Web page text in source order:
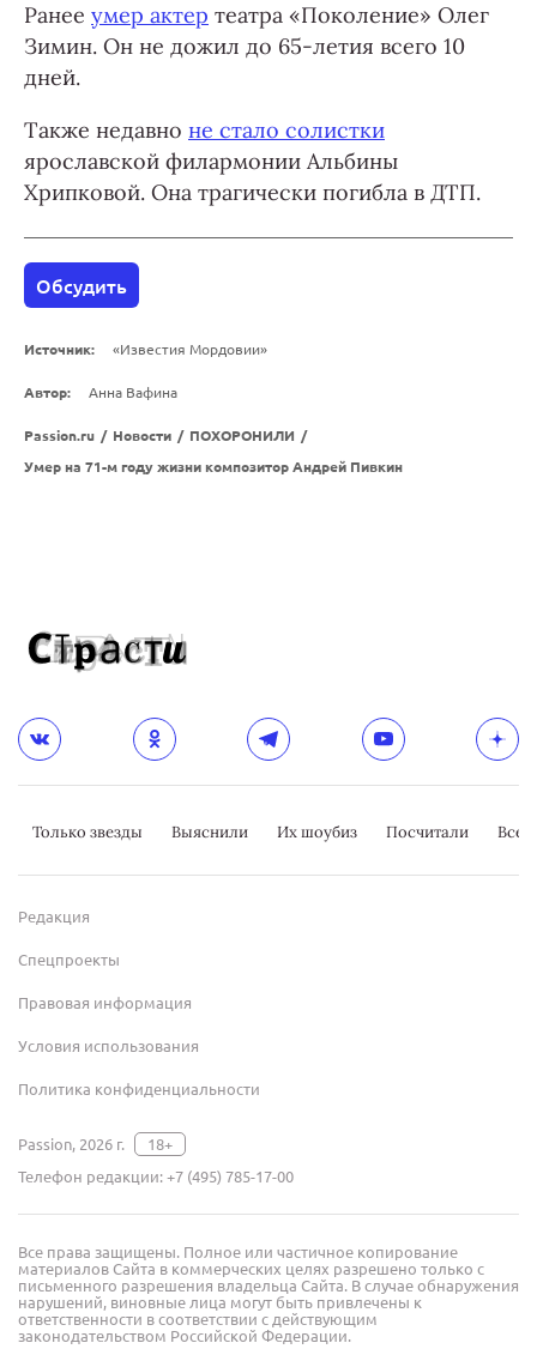
Ранее умер актер театра «Поколение» Олег
Зимин. Он не дожил до 65-летия всего 10
дней.
Также недавно не стало солистки
ярославской филармонии Альбины
Хрипковой. Она трагически погибла в ДТП.
Обсудить
Источник: «Известия Мордовии»
Автор: Анна Вафина
Passion.ru / Новости / ПОХОРОНИЛИ /
Умер на 71-м году жизни композитор Андрей Пивкин
Только звезды Выяснили Их шоубиз Посчитали
Редакция
Спецпроекты
Правовая информация
Условия использования
Политика конфиденциальности
Passion, 2026 г.
18+
Телефон редакции:+7 (495) 785-17-00
Все права защищены. Полное или частичное копирование
материалов Сайта в коммерческих целях разрешено только с
письменного разрешения владельца Сайта. В случае обнаружения
нарушений, виновные лица могут быть привлечены к
ответственности в соответствии с действующим
законодательством Российской Федерации.